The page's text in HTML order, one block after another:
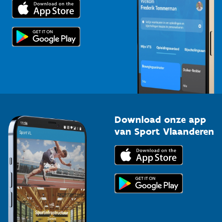
Topsporters
Voor de pers
Download onze app
van Sport Vlaanderen